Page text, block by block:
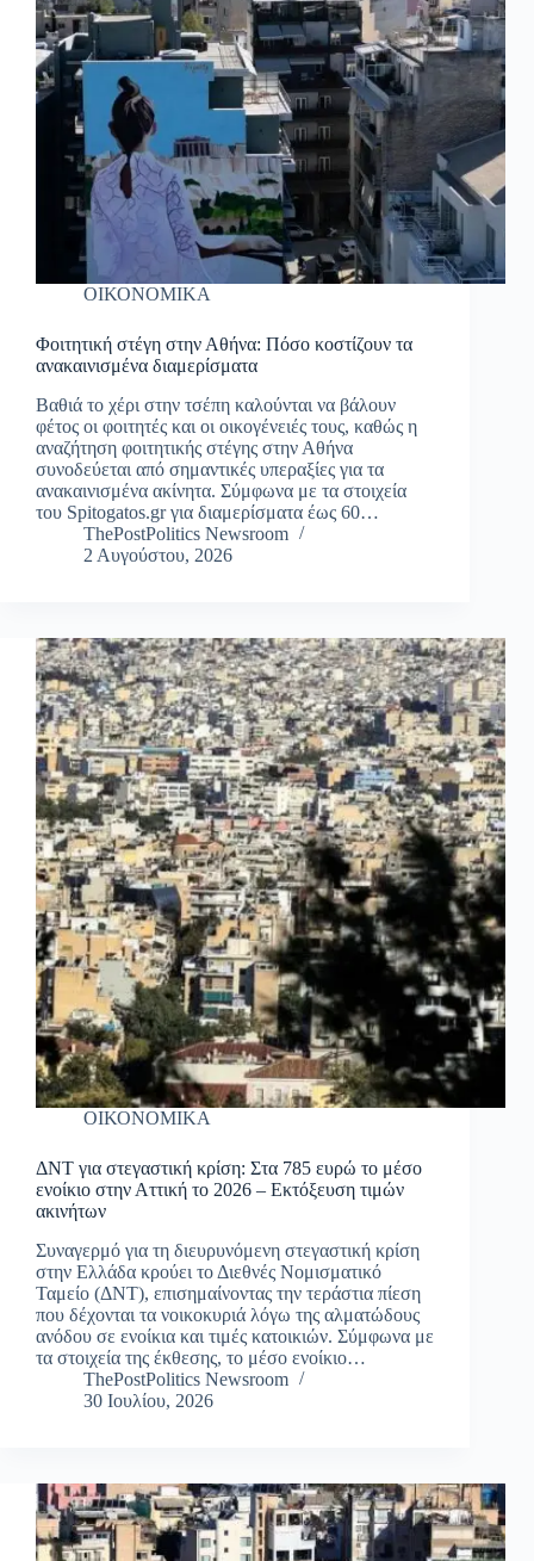
ΟΙΚΟΝΟΜΙΚΑ
Φοιτητική στέγη στην Αθήνα: Πόσο κοστίζουν τα
ανακαινισμένα διαμερίσματα
Βαθιά το χέρι στην τσέπη καλούνται να βάλουν
φέτος οι φοιτητές και οι οικογένειές τους, καθώς η
αναζήτηση φοιτητικής στέγης στην Αθήνα
συνοδεύεται από σημαντικές υπεραξίες για τα
ανακαινισμένα ακίνητα. Σύμφωνα με τα στοιχεία
του Spitogatos.gr για διαμερίσματα έως 60…
ThePostPolitics Newsroom
2 Αυγούστου, 2026
ΟΙΚΟΝΟΜΙΚΑ
ΔΝΤ για στεγαστική κρίση: Στα 785 ευρώ το μέσο
ενοίκιο στην Αττική το 2026 – Εκτόξευση τιμών
ακινήτων
Συναγερμό για τη διευρυνόμενη στεγαστική κρίση
στην Ελλάδα κρούει το Διεθνές Νομισματικό
Ταμείο (ΔΝΤ), επισημαίνοντας την τεράστια πίεση
που δέχονται τα νοικοκυριά λόγω της αλματώδους
ανόδου σε ενοίκια και τιμές κατοικιών. Σύμφωνα με
τα στοιχεία της έκθεσης, το μέσο ενοίκιο…
ThePostPolitics Newsroom
30 Ιουλίου, 2026